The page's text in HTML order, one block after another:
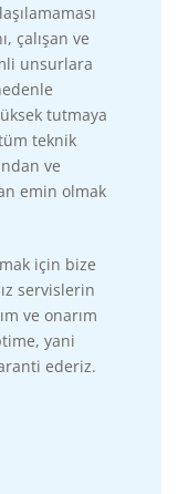
çalışan ve
unsurlara
tutmaya
teknik
ve
emin olmak
için bize
servislerin
ve onarım
yani
ederiz.